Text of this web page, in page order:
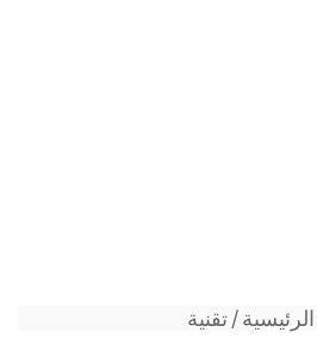
الرئيسية/تقنية